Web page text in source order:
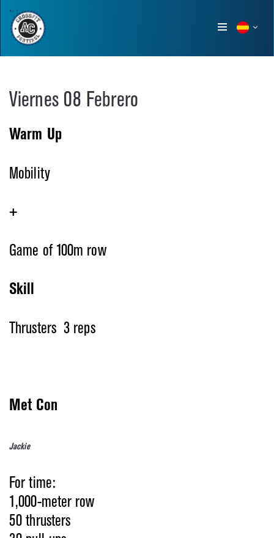
Show
Viernes 08 Febrero
Warm Up
Mobility
+
Game of 100m row
Skill
Thrusters 3 reps
Met Con
Jackie
For time:
1,000-meter row
50 thrusters